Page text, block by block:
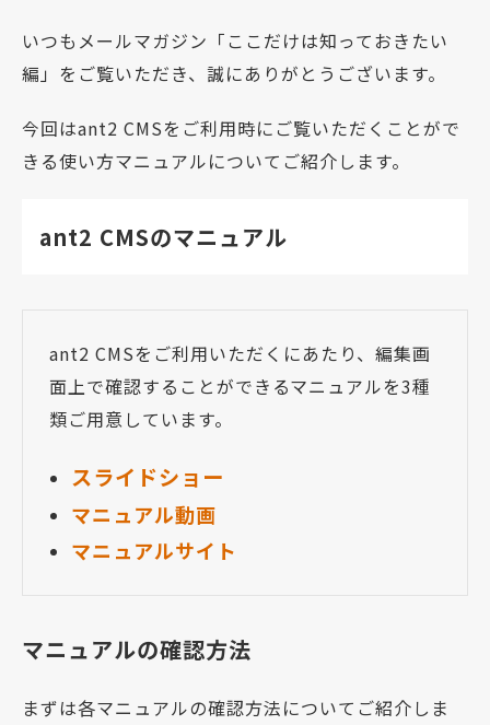
いつもメールマガジン「ここだけは知っておきたい
編」をご覧いただき、誠にありがとうございます。
今回はant2 CMSをご利用時にご覧いただくことがで
きる使い方マニュアルについてご紹介します。
ant2 CMSのマニュアル
ant2 CMSをご利用いただくにあたり、編集画
面上で確認することができるマニュアルを3種
類ご用意しています。
スライドショー
マニュアル動画
マニュアルサイト
マニュアルの確認方法
まずは各マニュアルの確認方法についてご紹介しま